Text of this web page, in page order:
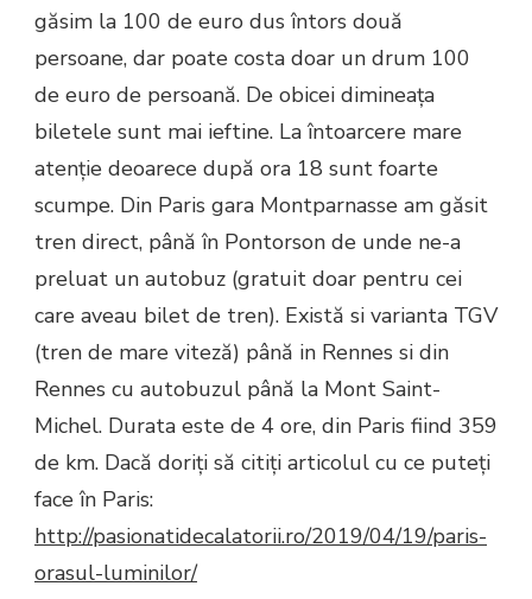
găsim la 100 de euro dus întors două
persoane, dar poate costa doar un drum 100
de euro de persoană. De obicei dimineața
biletele sunt mai ieftine. La întoarcere mare
atenție deoarece după ora 18 sunt foarte
scumpe. Din Paris gara Montparnasse am găsit
tren direct, până în Pontorson de unde ne-a
preluat un autobuz (gratuit doar pentru cei
care aveau bilet de tren). Există si varianta TGV
(tren de mare viteză) până in Rennes si din
Rennes cu autobuzul până la Mont Saint-
Michel. Durata este de 4 ore, din Paris fiind 359
de km. Dacă doriți să citiți articolul cu ce puteți
face în Paris:
http://pasionatidecalatorii.ro/2019/04/19/paris-
orasul-luminilor/